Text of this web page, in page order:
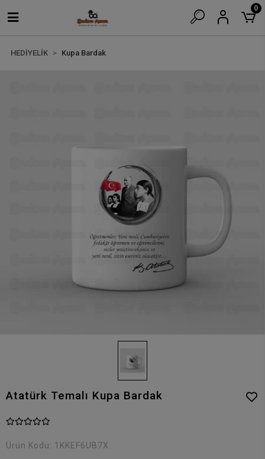
0
HEDİYELİK Kupa Bardak
Atatürk Temalı Kupa Bardak
Ürün Kodu: 1KKEF6UB7X